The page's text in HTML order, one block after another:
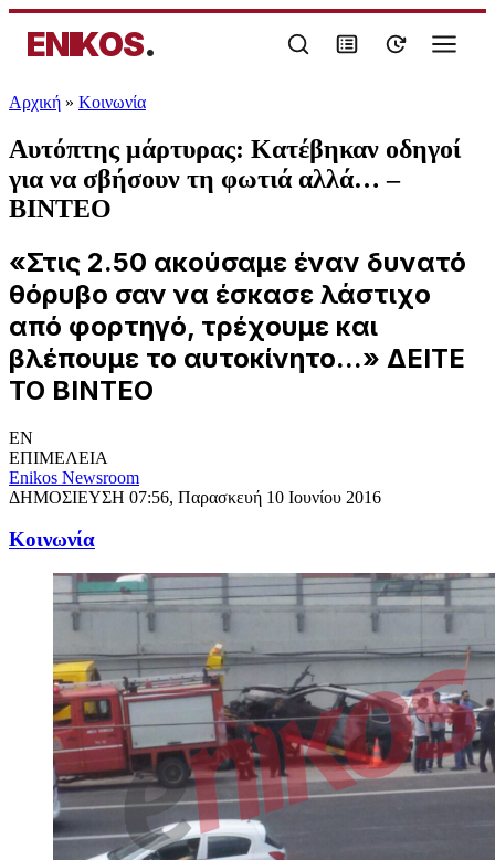
ENIKOS.
Αρχική » Κοινωνία
Αυτόπτης μάρτυρας: Κατέβηκαν οδηγοί
για να σβήσουν τη φωτιά αλλά… –
ΒΙΝΤΕΟ
«Στις 2.50 ακούσαμε έναν δυνατό
θόρυβο σαν να έσκασε λάστιχο
από φορτηγό, τρέχουμε και
βλέπουμε το αυτοκίνητο...» ΔΕΙΤΕ
ΤΟ ΒΙΝΤΕΟ
EN
ΕΠΙΜΕΛΕΙΑ
Enikos Newsroom
ΔΗΜΟΣΙΕΥΣΗ 07:56, Παρασκευή 10 Ιουνίου 2016
Κοινωνία